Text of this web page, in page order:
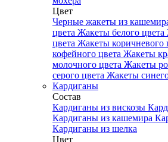
Цвет
Черные жакеты из
цвета Жакеты белого цвета
цвета Жакеты коричневого
кофейного цвета Жакеты
молочного цвета Жакеты
серого цвета Жакеты
Кардиганы
Состав
Кардиганы из вискозы
Кардиганы из кашемира
Кардиганы из шелка
Цвет